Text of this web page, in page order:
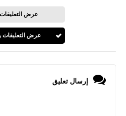
عرض
عرض التعليقات
إرسال تعليق